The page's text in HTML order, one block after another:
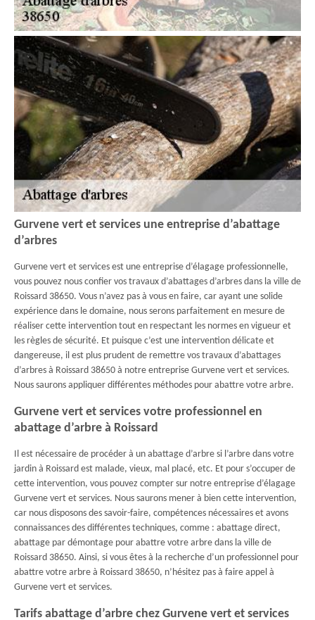
Gurvene vert et services une entreprise d’abattage
d’arbres
Gurvene vert et services est une entreprise d’élagage professionnelle,
vous pouvez nous confier vos travaux d’abattages d’arbres dans la ville de
Roissard 38650. Vous n’avez pas à vous en faire, car ayant une solide
expérience dans le domaine, nous serons parfaitement en mesure de
réaliser cette intervention tout en respectant les normes en vigueur et
les règles de sécurité. Et puisque c’est une intervention délicate et
dangereuse, il est plus prudent de remettre vos travaux d’abattages
d’arbres à Roissard 38650 à notre entreprise Gurvene vert et services.
Nous saurons appliquer différentes méthodes pour abattre votre arbre.
Gurvene vert et services votre professionnel en
abattage d’arbre à Roissard
Il est nécessaire de procéder à un abattage d’arbre si l’arbre dans votre
jardin à Roissard est malade, vieux, mal placé, etc. Et pour s’occuper de
cette intervention, vous pouvez compter sur notre entreprise d’élagage
Gurvene vert et services. Nous saurons mener à bien cette intervention,
car nous disposons des savoir-faire, compétences nécessaires et avons
connaissances des différentes techniques, comme : abattage direct,
abattage par démontage pour abattre votre arbre dans la ville de
Roissard 38650. Ainsi, si vous êtes à la recherche d’un professionnel pour
abattre votre arbre à Roissard 38650, n’hésitez pas à faire appel à
Gurvene vert et services.
Tarifs abattage d’arbre chez Gurvene vert et services